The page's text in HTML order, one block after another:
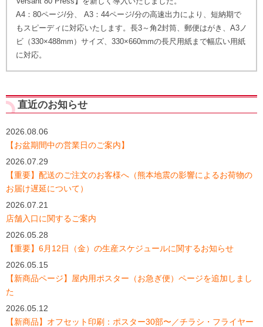
A4：80ページ/分、 A3：44ページ/分の高速出力により、短納期で
もスピーディに対応いたします。長3～角2封筒、郵便はがき、A3ノ
ビ（330×488mm）サイズ、330×660mmの長尺用紙まで幅広い用紙
に対応。
直近のお知らせ
2026.08.06
【お盆期間中の営業日のご案内】
2026.07.29
【重要】配送のご注文のお客様へ（熊本地震の影響によるお荷物の
お届け遅延について）
2026.07.21
店舗入口に関するご案内
2026.05.28
【重要】6月12日（金）の生産スケジュールに関するお知らせ
2026.05.15
【新商品ページ】屋内用ポスター（お急ぎ便）ページを追加しまし
た
2026.05.12
【新商品】オフセット印刷：ポスター30部〜／チラシ・フライヤー